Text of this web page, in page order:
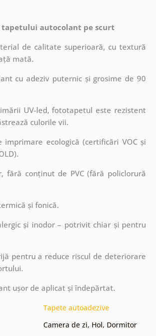
autocolant pe scurt
de calitate superioară, cu textură
mată.
cu adeziv puternic și grosime de 90
UV-led, fototapetul este rezistent
culorile vii.
imprimare ecologică (certificări VOC și
fără conținut de PVC (fără policlorură
și fonică.
și inodor – potrivit chiar și pentru
pentru a reduce riscul de deteriorare
ușor de aplicat și îndepărtat.
Tapete autoadezive
Camera de zi, Hol, Dormitor